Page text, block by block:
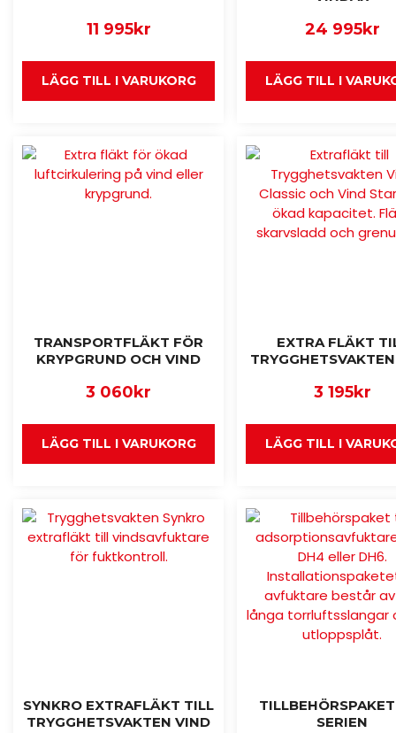
11 995kr
LÄGG TILL I VARUKORG
24 995kr
LÄGG TILL I
TRANSPORTFLÄKT FÖR
KRYPGRUND OCH VIND
3 060kr
LÄGG TILL I VARUKORG
EXTRA FLÄKT
3 195kr
LÄGG TILL I
SYNKRO EXTRAFLÄKT TILL
TRYGGHETSVAKTEN VIND
SERIEN